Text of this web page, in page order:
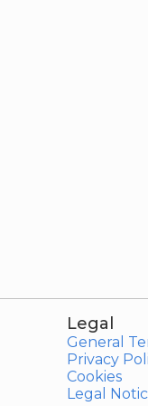
Legal
General
Privacy
Cookies
Legal